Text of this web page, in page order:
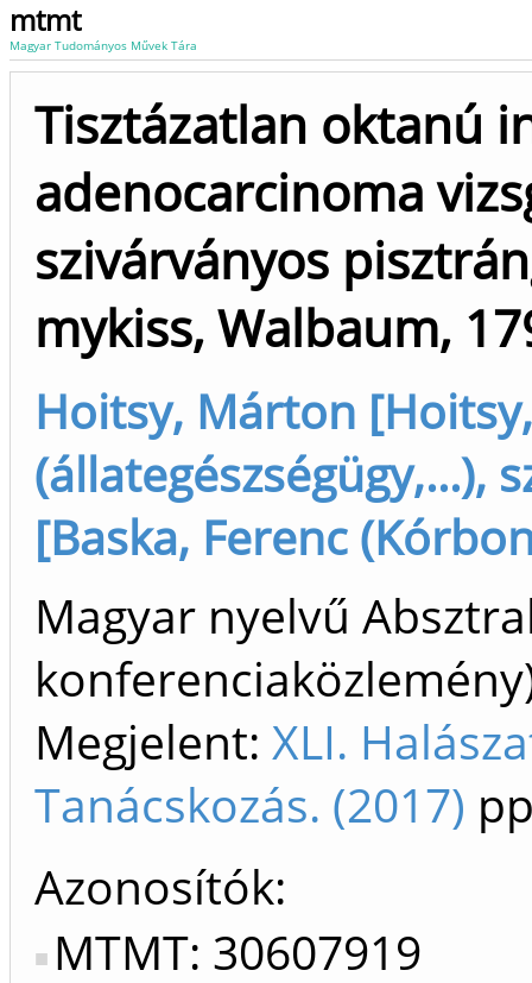
mtmt
Magyar Tudományos Művek Tára
Tisztázatlan oktanú
adenocarcinoma
szivárványos
mykiss, Walbaum,
Hoitsy, Márton
(állategészségügy,...),
[Baska, Ferenc
Magyar nyelvű
Megjelent: XLI.
Tanácskozás. (2017)
Azonosítók
MTMT: 30607919